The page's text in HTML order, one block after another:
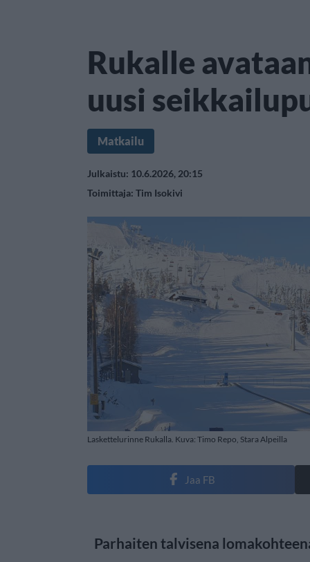
Rukalle
uusi
Matkailu
Julkaistu: 10.6.2026, 20:15
Toimittaja: Tim Isokivi
Laskettelurinne Rukalla. Kuva: Timo Repo, Stara Alpeilla
Jaa FB
Parhaiten talvisena